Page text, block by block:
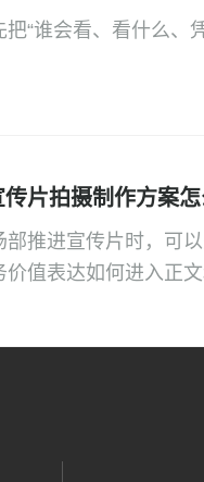
“谁会看、看什么、
片拍摄制作方案怎
推进宣传片时，可
值表达如何进入正文